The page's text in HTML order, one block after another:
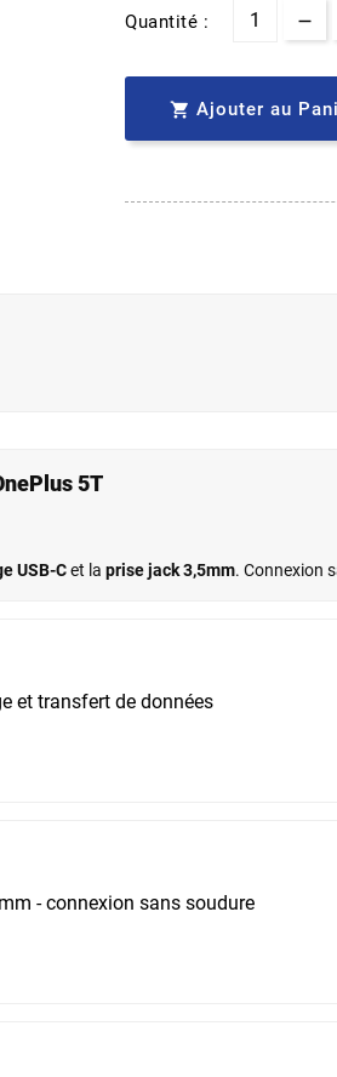
Quantité :
 Ajouter au
5T
USB-Cet la prise jack 3,5mm. Connexion
et transfert de données
- connexion sans soudure